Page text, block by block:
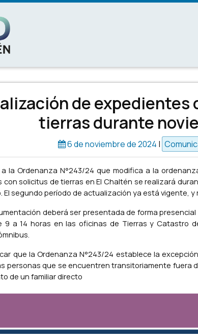
de expedientes
tierras durante
6 de noviembre de 2024 |
la Ordenanza N°243/24 que modifica a la
solicitus de tierras en El Chaltén se realizará
El segundo período de actualización ya está vigente,
deberá ser presentada de forma
9 a 14 horas en las oficinas de Tierras y Catastro
que la Ordenanza N°243/24 establece la
personas que se encuentren transitoriamente fuera
de un familiar directo